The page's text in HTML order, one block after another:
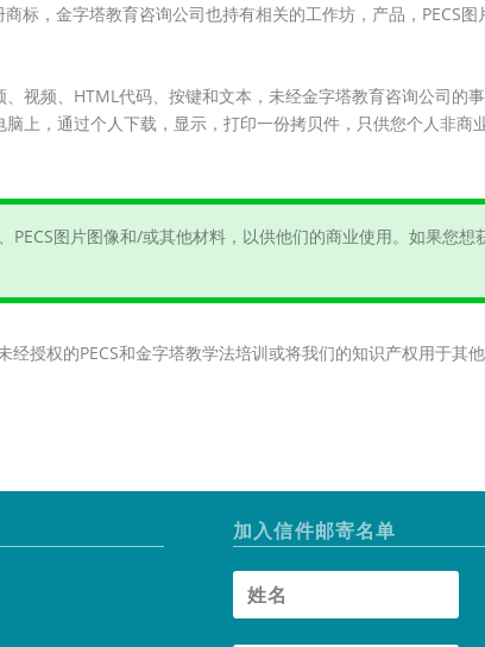
，金字塔教育咨询公司也持有相关的工作坊，产品，PECS
视频、HTML代码、按键和文本，未经金字塔教育咨询公司的
上，通过个人下载，显示，打印一份拷贝件，只供您个人非
PECS图片图像和/或其他材料，以供他们的商业使用。如果您
经授权的PECS和金字塔教学法培训或将我们的知识产权用于其
加入信件邮寄名单